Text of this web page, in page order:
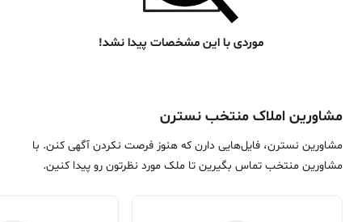
موردی با این مشخصات پیدا نشد!
مشاورین املاک منتخب نسترن
مشاورین نسترن، فایل‌هایی دارن که هنوز فرصت نکردن آگهی کنن. با
مشاورین منتخب تماس بگیرین تا ملک مورد نظرتون رو پیدا کنین.